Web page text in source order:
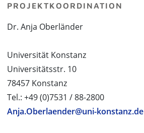
PROJEKTKOORDINATION
Dr. Anja Oberländer
Universität Konstanz
Universitätsstr. 10
78457 Konstanz
Tel.: +49 (0)7531 / 88-2800
Anja.Oberlaender@uni-konstanz.de